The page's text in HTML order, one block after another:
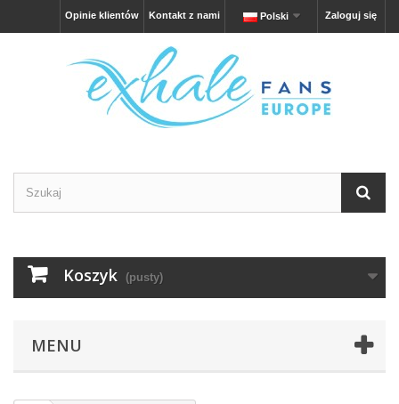
Zaloguj się
Polski
Kontakt z nami
Opinie klientów
Koszyk (pusty)
MENU